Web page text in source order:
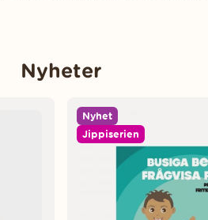
Nyheter
Nyhet
Jippiserien